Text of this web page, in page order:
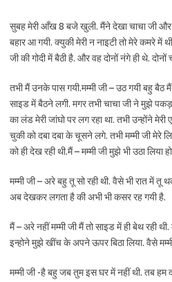
सुबह मेरी आँख 8 बजे खुली. मैंने देखा चाचा जी और
बहार आ गयी. क्युकी मेरी न नाइटी तो मेरे कमरे में
जी की गोदी में बैठी है. और वह दोनों नंगे ही थे. दोनों
तभी मैं उनके पास गयी.मम्मी जी – उठ गयी बहु
साइड में बैठने लगी. मगर तभी चाचा जी ने मुझे
का लंड मेरी जांघो पर लग रहा था. तभी उन्होंने
चुकी को दबा दबा के चूसने लगे. तभी मम्मी जी मेरे
को ही देख रही थी.मैं – मम्मी जी मुझे भी उठा लिया
मम्मी जी – अरे बहु तू सो रही थी. वैसे भी रात में तू
अब देखकर लगता है की अभी भी कसर रह गयी है.
मैं – अरे नहीं मम्मी जी मैं तो साइड में ही बेथ रही
इन्होने मुझे खींच के अपने ऊपर बिठा लिया. वैसे
मम्मी जी -है बहु जब तुम इस घर में नहीं थी. तब हम